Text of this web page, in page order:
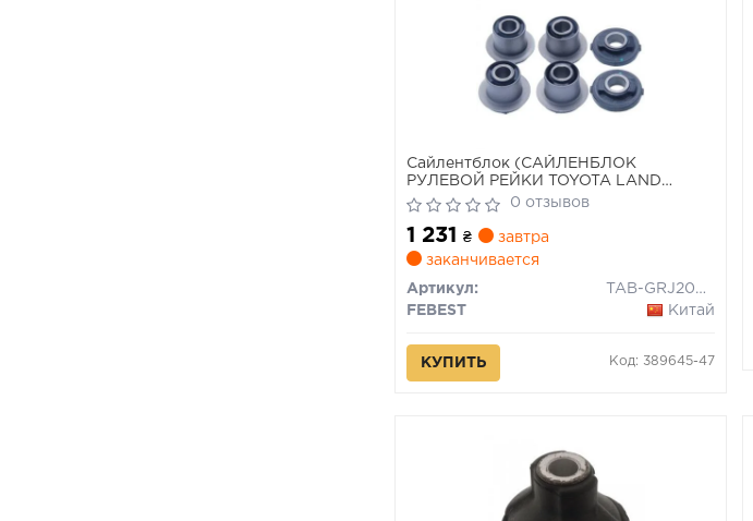
Сайлентблок (САЙЛЕНБЛОК
РУЛЕВОЙ РЕЙКИ TOYOTA LAND
CRUISER 200 UZJ200/VDJ200 2007-)
0 отзывов
1 231 ₴
завтра
заканчивается
Артикул:
TAB-GRJ200-KIT
FEBEST
Китай
КУПИТЬ Код: 389645-47